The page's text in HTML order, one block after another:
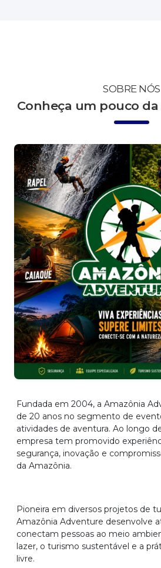
SOBRE NÓS
Conheça um pouco
Fundada em 2004, a Amazônia
de 20 anos no segmento de
atividades de aventura. Ao longo
empresa tem promovido
segurança, inovação e
da Amazônia.
Pioneira em diversos projetos de
Amazônia Adventure desenvolve
conectam pessoas ao meio
lazer, o turismo sustentável e a
livre.